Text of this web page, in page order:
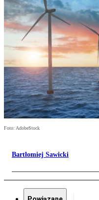
Foto: AdobeStock
Bartłomiej Sawicki